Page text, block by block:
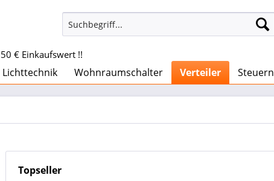
€ Einkaufswert !!
Lichttechnik Wohnraumschalter Verteiler Steuern
Topseller